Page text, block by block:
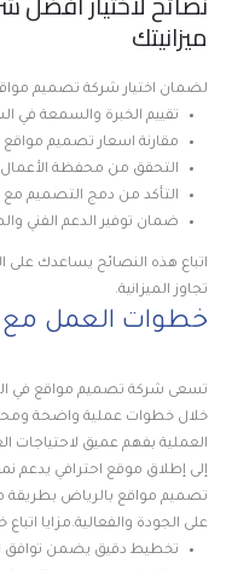
ميزانيتك
لضمان اختيار شركة تصميم
تقييم الخبرة والسمعة في
مقارنة اسعار تصميم مواقع
التحقق من محفظة الأعمال
التأكد من دمج التصميم مع
ضمان توفير الدعم الفني
اتباع هذه النصائح يساعدك
تجاوز الميزانية.
خطوات العمل مع IM Holding Arabia
تسعى شركة تصميم مواقع في
خلال خطوات عملية واضحة
العملية بفهم عميق لاحتياجات
تصميم مواقع بالرياض بطريقة
على الجودة والفعالية.مزايا
تخطيط دقيق يضمن توافق